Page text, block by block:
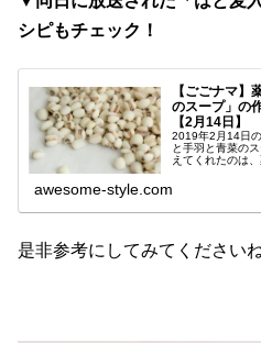
シピもチェック！
【ごごナマ】
のスープ」の
【2月14日】
2019年2月14日
と手羽と青菜の
えてくれたのは
awesome-style.com
是非参考にしてみてくださいね